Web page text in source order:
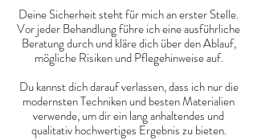
Deine Sicherheit steht für mich an erster Stelle.
Vor jeder Behandlung führe ich eine ausführliche
Beratung durch und kläre dich über den Ablauf,
mögliche Risiken und Pflegehinweise auf.
Du kannst dich darauf verlassen, dass ich nur die
modernsten Techniken und besten Materialien
verwende, um dir ein lang anhaltendes und
qualitativ hochwertiges Ergebnis zu bieten.